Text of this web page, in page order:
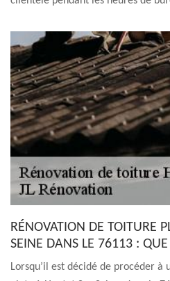
RÉNOVATION DE TOITURE
SEINE DANS LE 76113 : QUE
Lorsqu’il est décidé de procéder